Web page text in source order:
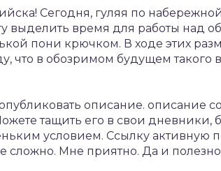
Сегодня, гуляя по
выделить время для работы над
пони крючком. В ходе этих
что в обозримом будущем такого
описание. описание
тащить его в свои дневники,
условием. Ссылку активную
сложно. Мне приятно. Да и